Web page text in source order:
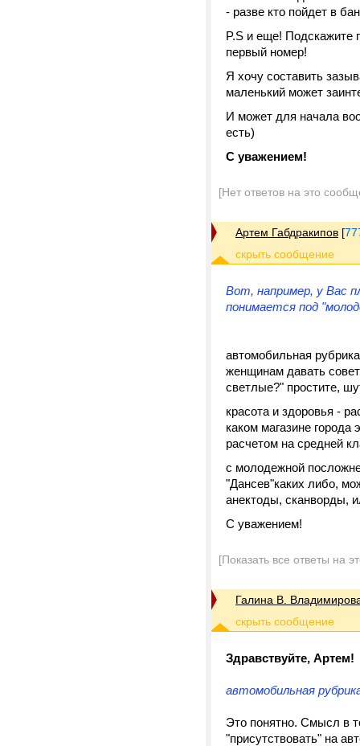
- разве кто пойдет в
P.S и еще! Подскажите
первый номер!
Я хочу составить
маленький может
И может для начала
есть)
С уважением!
[Нет ответов на это
Артем Габдракипов [
Вот, например, у Вас
понимается под "
автомобильная
женщинам давать
светлые?" простите,
красота и здоровья -
каком магазине
расчетом на средней
с молодежной
"Дансев"каких либо,
анектоды, сканворды,
С уважением!
[Показать все ответы на
Галина В.
Здравствуйте, Артем!
автомобильная
Это понятно. Смысл в
"присутствовать" на